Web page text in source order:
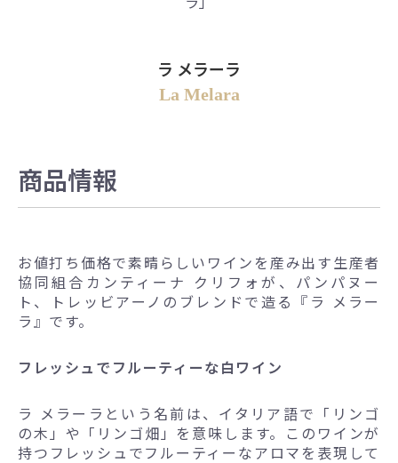
ラ メラーラ
La Melara
商品情報
お値打ち価格で素晴らしいワインを産み出す生産者
協同組合カンティーナ クリフォが、パンパヌー
ト、トレッビアーノのブレンドで造る『ラ メラー
ラ』です。
フレッシュでフルーティーな白ワイン
ラ メラーラという名前は、イタリア語で「リンゴ
の木」や「リンゴ畑」を意味します。このワインが
持つフレッシュでフルーティーなアロマを表現して